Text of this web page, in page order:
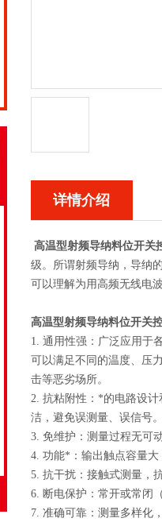
详情介绍
高温型射频导纳料位开关
级。所谓射频导纳，导纳
可以理解为用高频无线电
高温型射频导纳料位开关
1. 通用性强：广泛应用于
可以满足不同的温度、压
击等恶劣场所。
2. 抗粘附性：*的电路设
洁，避免误测量、误信号
3. 免维护：测量过程无可
4. 功能*：输出触点容量
5. 抗干扰：接触式测量，
6. 断电保护：常开或常闭
7. 准确可靠：测量多样化